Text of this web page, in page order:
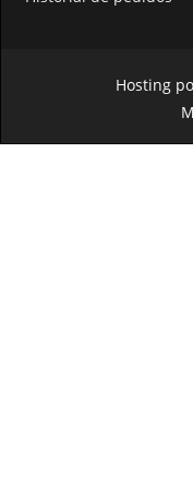
Hosting